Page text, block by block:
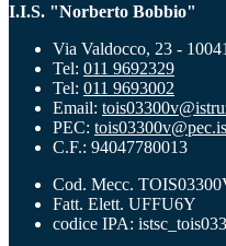
I.I.S. "Norberto Bobbio"
Via Valdocco, 23 -
Tel: 011 9692329
Tel: 011 9693002
Email:
PEC:
C.F.: 94047780013
Cod. Mecc.
Fatt. Elett. UFFU6Y
codice IPA: